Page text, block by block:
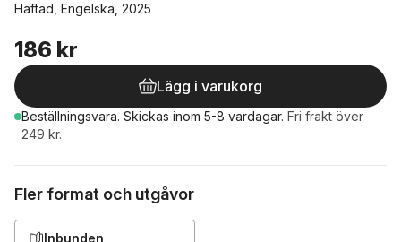
Häftad, Engelska, 2025
186 kr
Lägg i varukorg
Beställningsvara. Skickas inom 5-8 vardagar. Fri frakt över
249 kr.
Fler format och utgåvor
Inbunden